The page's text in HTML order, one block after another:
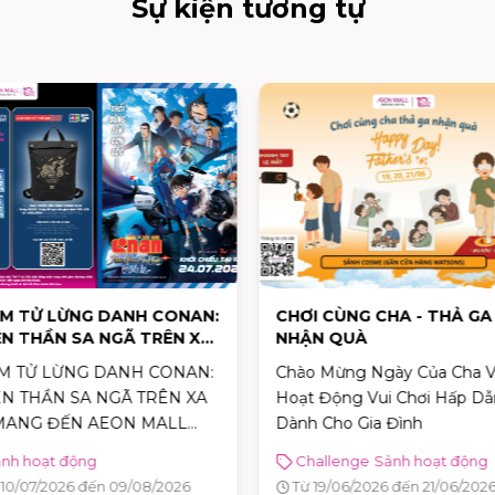
Sự kiện tương tự
CÙNG CHA - THẢ GA
QUÀ
Mừng Ngày Của Cha Với
Động Vui Chơi Hấp Dẫn
Cho Gia Đình
Sảnh hoạt động
06/2026 đến 21/06/2026
HÀNH TRÌNH SỐNG XANH –
NĂM ĐỒNG HÀNH
Đây là chuỗi sự kiện nằm
hành trình kỷ niệm 10 năm
hành của AEON MALL Bình
tái chế và tham gia các
Sảnh mua sắm Sảnh hoạt
Từ 02/06/2026 đến 07/06/